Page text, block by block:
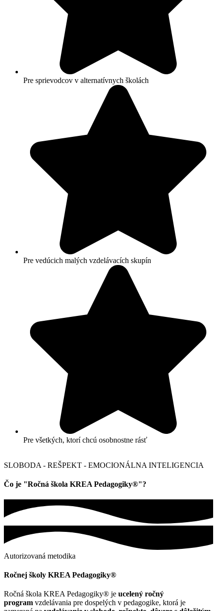
Pre sprievodcov v alternatívnych školách
Pre vedúcich malých vzdelávacích skupín
Pre všetkých, ktorí chcú osobnostne rásť
SLOBODA - REŠPEKT - EMOCIONÁLNA INTELIGENCIA
Čo je "Ročná škola KREA Pedagogiky®"?
Autorizovaná metodika
Ročnej školy KREA Pedagogiky®
Ročná škola KREA Pedagogiky® je ucelený ročný
program vzdelávania pre dospelých v pedagogike, ktorá je